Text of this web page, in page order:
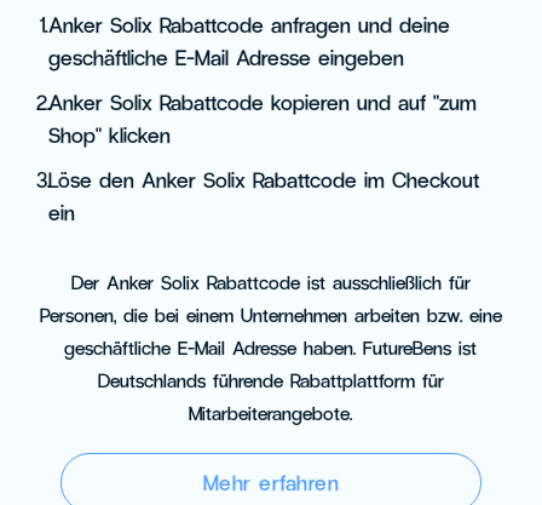
1.Anker Solix Rabattcode anfragen und deine
geschäftliche E-Mail Adresse eingeben
2.Anker Solix Rabattcode kopieren und auf "zum
Shop" klicken
3.Löse den Anker Solix Rabattcode im Checkout
ein
Der Anker Solix Rabattcode ist ausschließlich für
Personen, die bei einem Unternehmen arbeiten bzw. eine
geschäftliche E-Mail Adresse haben. FutureBens ist
Deutschlands führende Rabattplattform für
Mitarbeiterangebote.
Mehr erfahren